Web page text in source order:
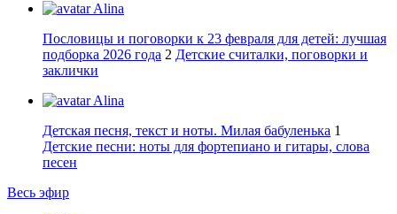
Alina
Пословицы и поговорки к 23 февраля для детей: лучшая
подборка 2026 года 2 Детские считалки, поговорки и
заклички
Alina
Детская песня, текст и ноты. Милая бабуленька 1
Детские песни: ноты для фортепиано и гитары, слова
песен
Весь эфир